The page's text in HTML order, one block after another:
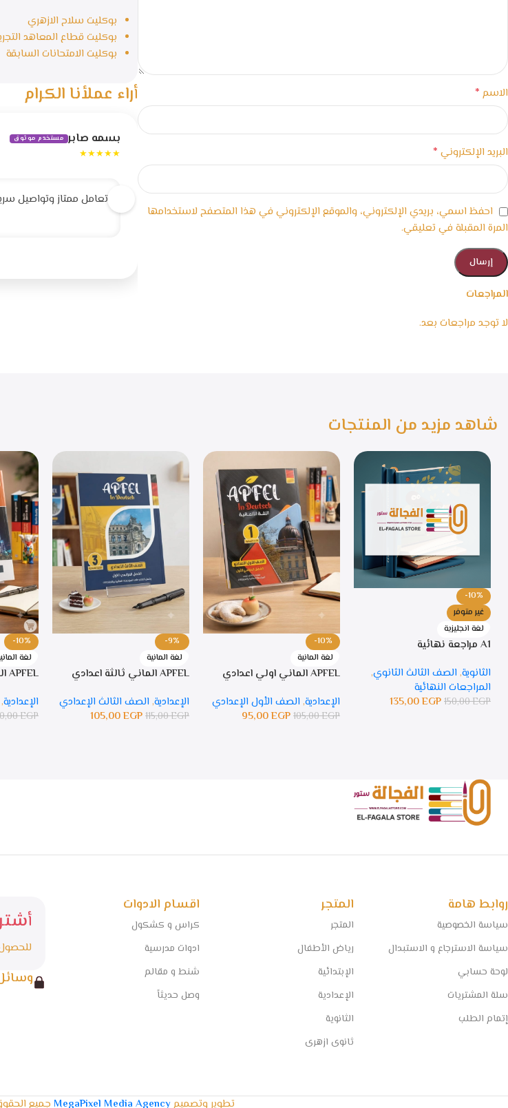
المراجعات
لا توجد مراجعات بعد.
الاسم *
البريد الإلكتروني *
احفظ اسمي، بريدي الإلكتروني، والموقع الإلكتروني في هذا المتصفح لاستخدامها
المرة المقبلة في تعليقي.
بوكليت سلاح الازهري
بوكليت قطاع المعاهد
بوكليت الامتحانات السابقة
أراء عملأنا الكرام
بسمه صابر مستخدم موثوق
★★★★★
تعامل ممتاز وتواصيل
شاهد مزيد من المنتجات
-10%
غير متوفر
لغة انجليزية
A1 مراجعة نهائية
الثانوية, الصف الثالث الثانوي,
المراجعات النهائية
150,00EGP
135,00EGP
-10%
لغة المانية
APFEL الماني اولي اعدادي
الإعدادية, الصف الأول الإعدادي
105,00EGP
95,00EGP
-9%
لغة المانية
APFEL الماني ثالثة اعدادي
الإعدادية, الصف الثالث الإعدادي
115,00EGP
105,00EGP
-10%
لغة
APFEL الماني ثانية اعدادي
الإعدادية,
EGP
روابط هامة
سياسة الخصوصية
سياسة الاسترجاع و الاستبدال
لوحة حسابي
سلة المشتريات
إتمام الطلب
المتجر
المتجر
رياض الأطفال
الإبتدائية
الإعدادية
الثانوية
ثانوى ازهرى
اقسام الادوات
كراس و كشكول
ادوات مدرسية
شنط و مقالم
وصل حديثاً
تطوير وتصميمMegaPixel Media Agency جميع